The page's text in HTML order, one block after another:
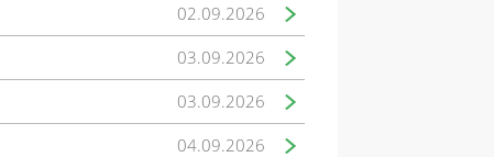
02.09.2026
03.09.2026
03.09.2026
04.09.2026